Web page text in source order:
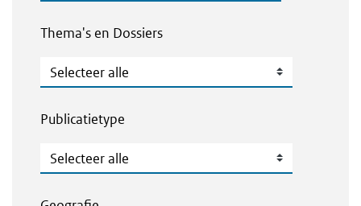
Thema's en Dossiers
Thema's en Dossiers
Publicatietype
Publicatietype